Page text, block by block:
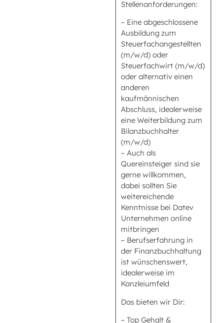
Stellenanforderungen:
– Eine abgeschlossene
Ausbildung zum
Steuerfachangestellten
(m/w/d) oder
Steuerfachwirt (m/w/d)
oder alternativ einen
anderen
kaufmännischen
Abschluss, idealerweise
eine Weiterbildung zum
Bilanzbuchhalter
(m/w/d)
– Auch als
Quereinsteiger sind sie
gerne willkommen,
dabei sollten Sie
weitereichende
Kenntnisse bei Datev
Unternehmen online
mitbringen
– Berufserfahrung in
der Finanzbuchhaltung
ist wünschenswert,
idealerweise im
Kanzleiumfeld
Das bieten wir Dir:
– Top Gehalt &